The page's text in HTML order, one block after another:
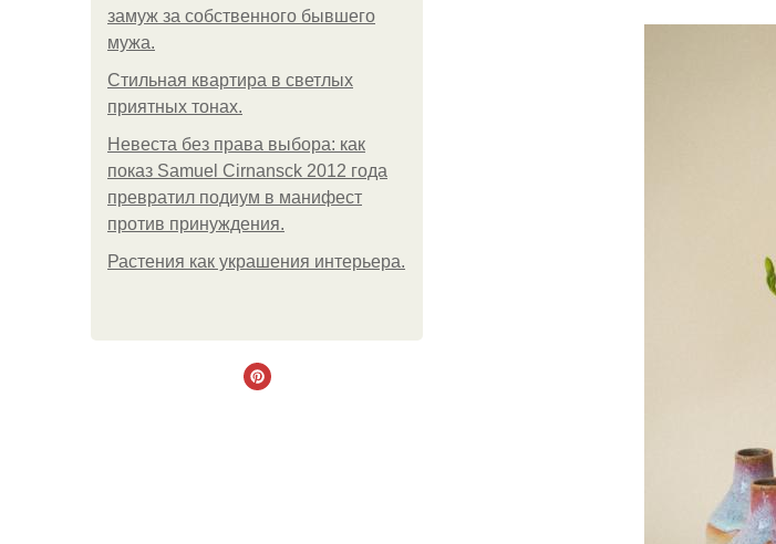
замуж за собственного бывшего
мужа.
Стильная квартира в светлых
приятных тонах.
Невеста без права выбора: как
показ Samuel Cirnansck 2012 года
превратил подиум в манифест
против принуждения.
Растения как украшения интерьера.